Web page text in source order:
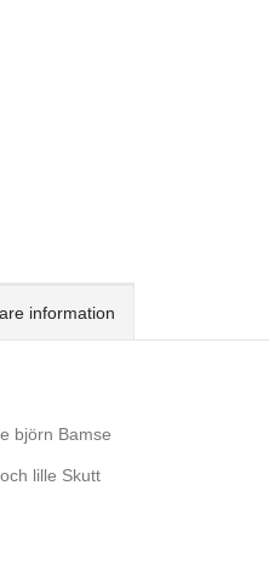
information
björn Bamse
lille Skutt